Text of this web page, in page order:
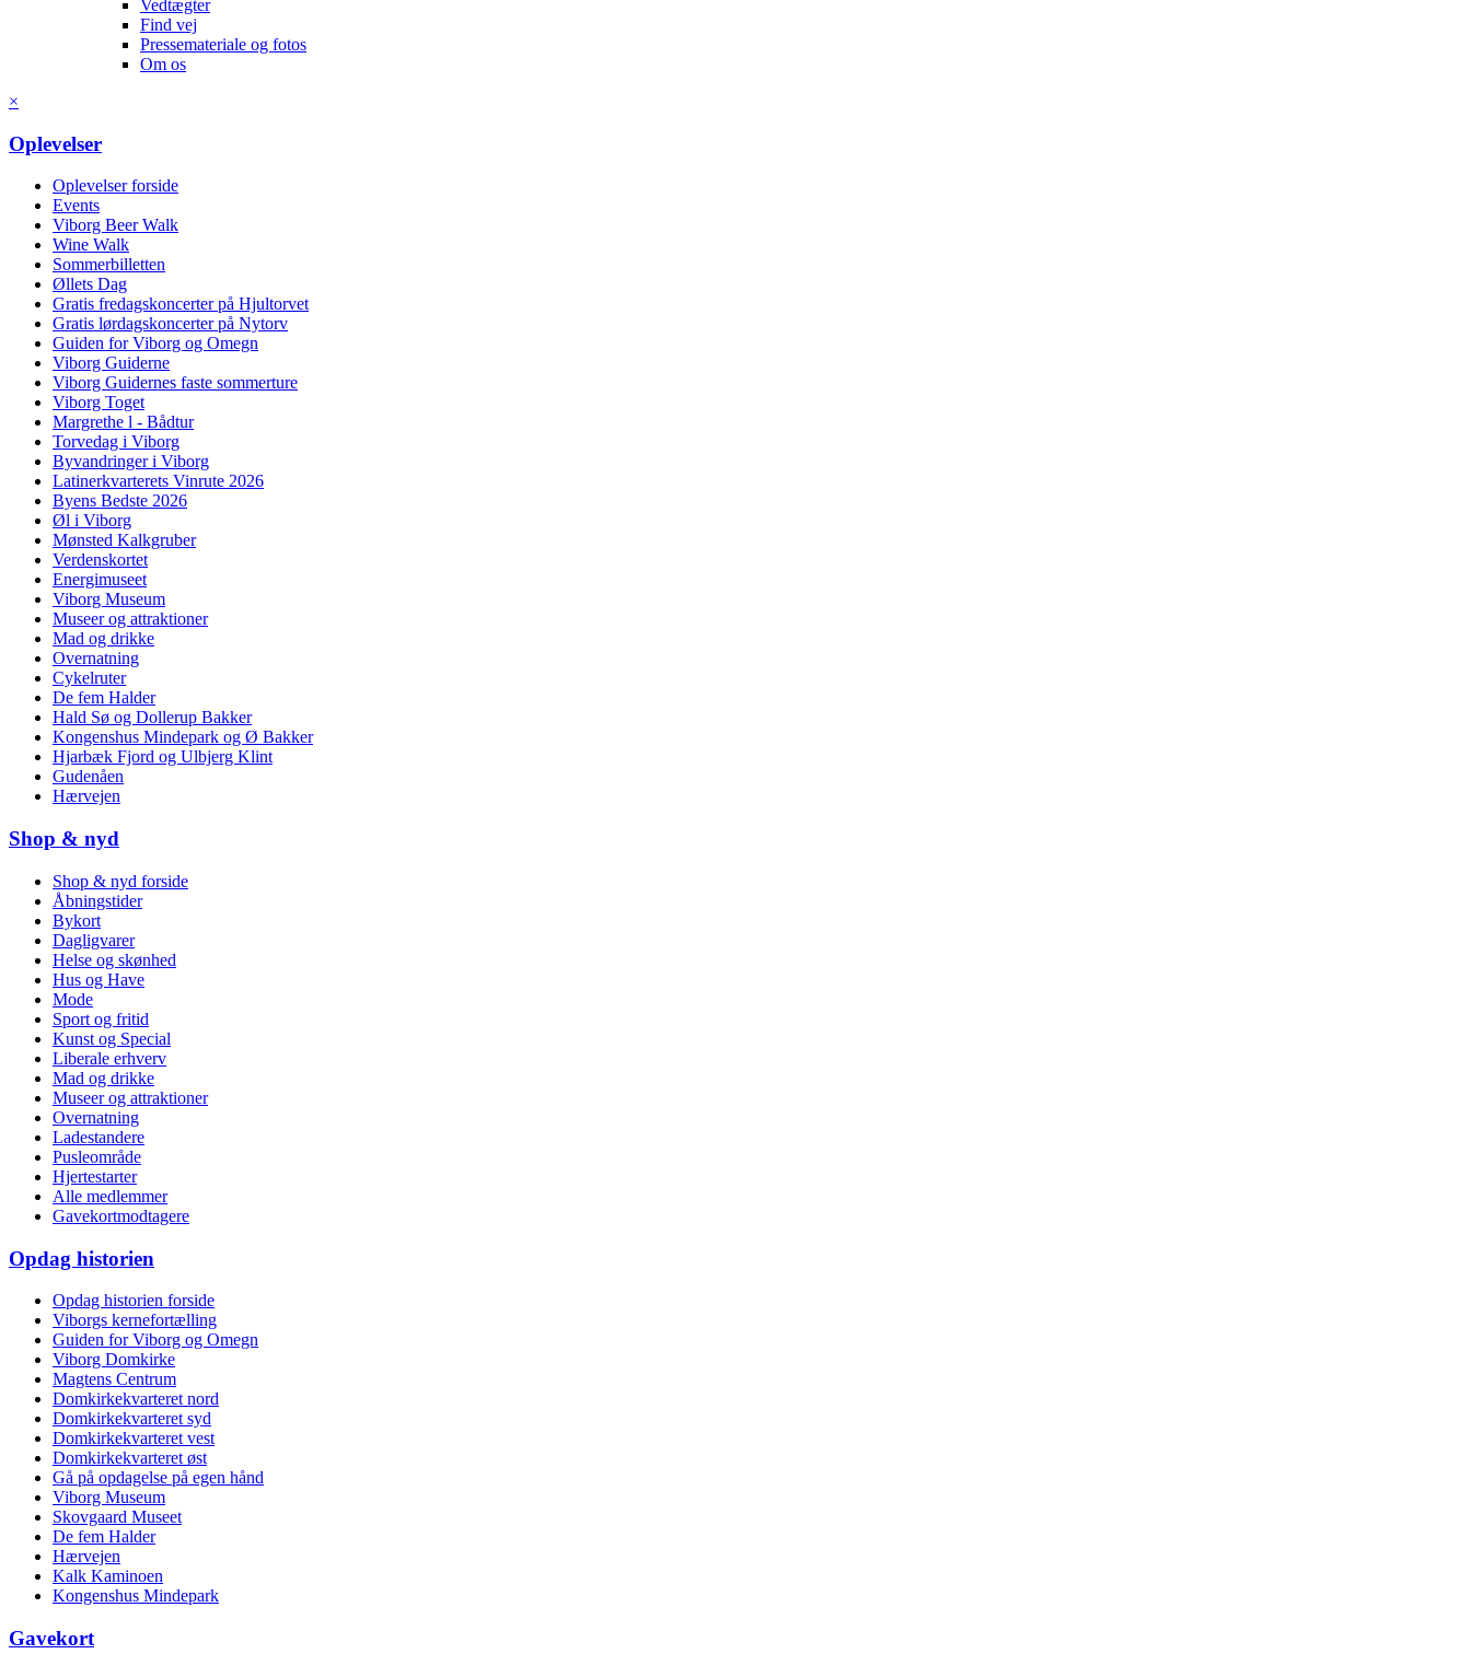
Vedtægter
Find vej
Pressemateriale og fotos
Om os
×
Oplevelser
Oplevelser forside
Events
Viborg Beer Walk
Wine Walk
Sommerbilletten
Øllets Dag
Gratis fredagskoncerter på Hjultorvet
Gratis lørdagskoncerter på Nytorv
Guiden for Viborg og Omegn
Viborg Guiderne
Viborg Guidernes faste sommerture
Viborg Toget
Margrethe l - Bådtur
Torvedag i Viborg
Byvandringer i Viborg
Latinerkvarterets Vinrute 2026
Byens Bedste 2026
Øl i Viborg
Mønsted Kalkgruber
Verdenskortet
Energimuseet
Viborg Museum
Museer og attraktioner
Mad og drikke
Overnatning
Cykelruter
De fem Halder
Hald Sø og Dollerup Bakker
Kongenshus Mindepark og Ø Bakker
Hjarbæk Fjord og Ulbjerg Klint
Gudenåen
Hærvejen
Shop & nyd
Shop & nyd forside
Åbningstider
Bykort
Dagligvarer
Helse og skønhed
Hus og Have
Mode
Sport og fritid
Kunst og Special
Liberale erhverv
Mad og drikke
Museer og attraktioner
Overnatning
Ladestandere
Pusleområde
Hjertestarter
Alle medlemmer
Gavekortmodtagere
Opdag historien
Opdag historien forside
Viborgs kernefortælling
Guiden for Viborg og Omegn
Viborg Domkirke
Magtens Centrum
Domkirkekvarteret nord
Domkirkekvarteret syd
Domkirkekvarteret vest
Domkirkekvarteret øst
Gå på opdagelse på egen hånd
Viborg Museum
Skovgaard Museet
De fem Halder
Hærvejen
Kalk Kaminoen
Kongenshus Mindepark
Gavekort